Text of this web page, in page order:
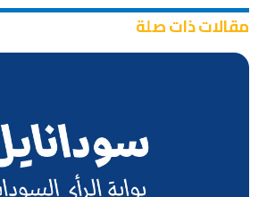
مقالات ذات صلة